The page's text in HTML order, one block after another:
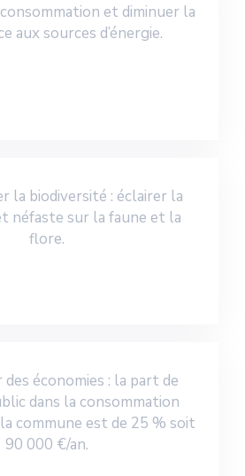
et diminuer la
aux sources d’énergie.
la biodiversité : éclairer la
néfaste sur la faune et la
flore.
économies : la part de
dans la consommation
commune est de 25 % soit
90 000 €/an.